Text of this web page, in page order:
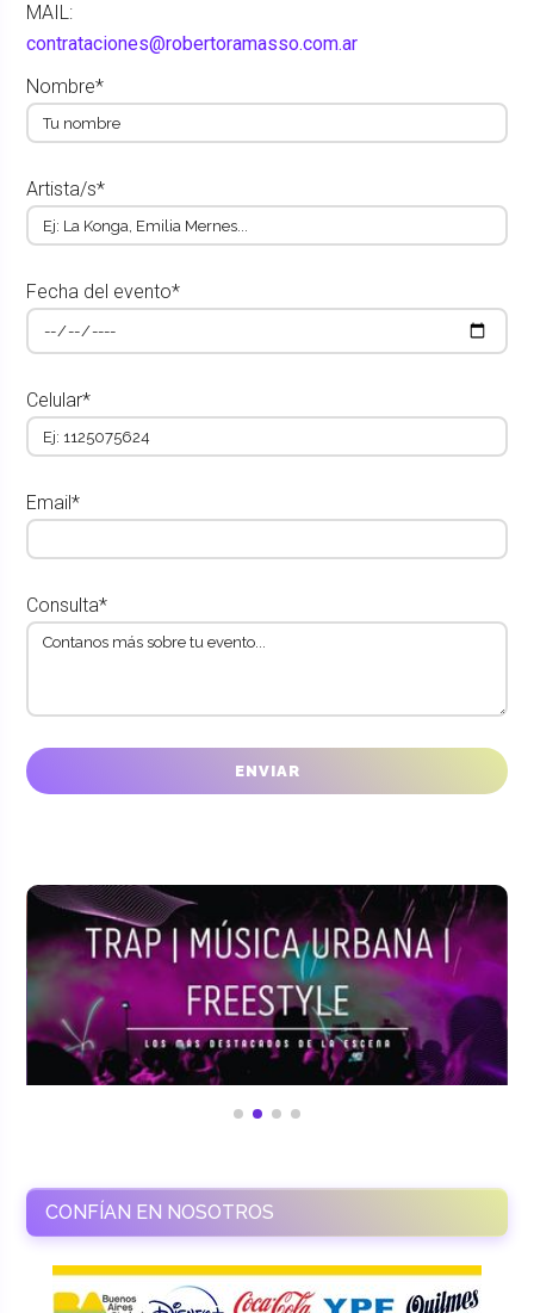
MAIL:
contrataciones@robertoramasso.com.ar
Nombre*
Artista/s*
Fecha del evento*
Celular*
Email*
Consulta*
CONFÍAN EN NOSOTROS